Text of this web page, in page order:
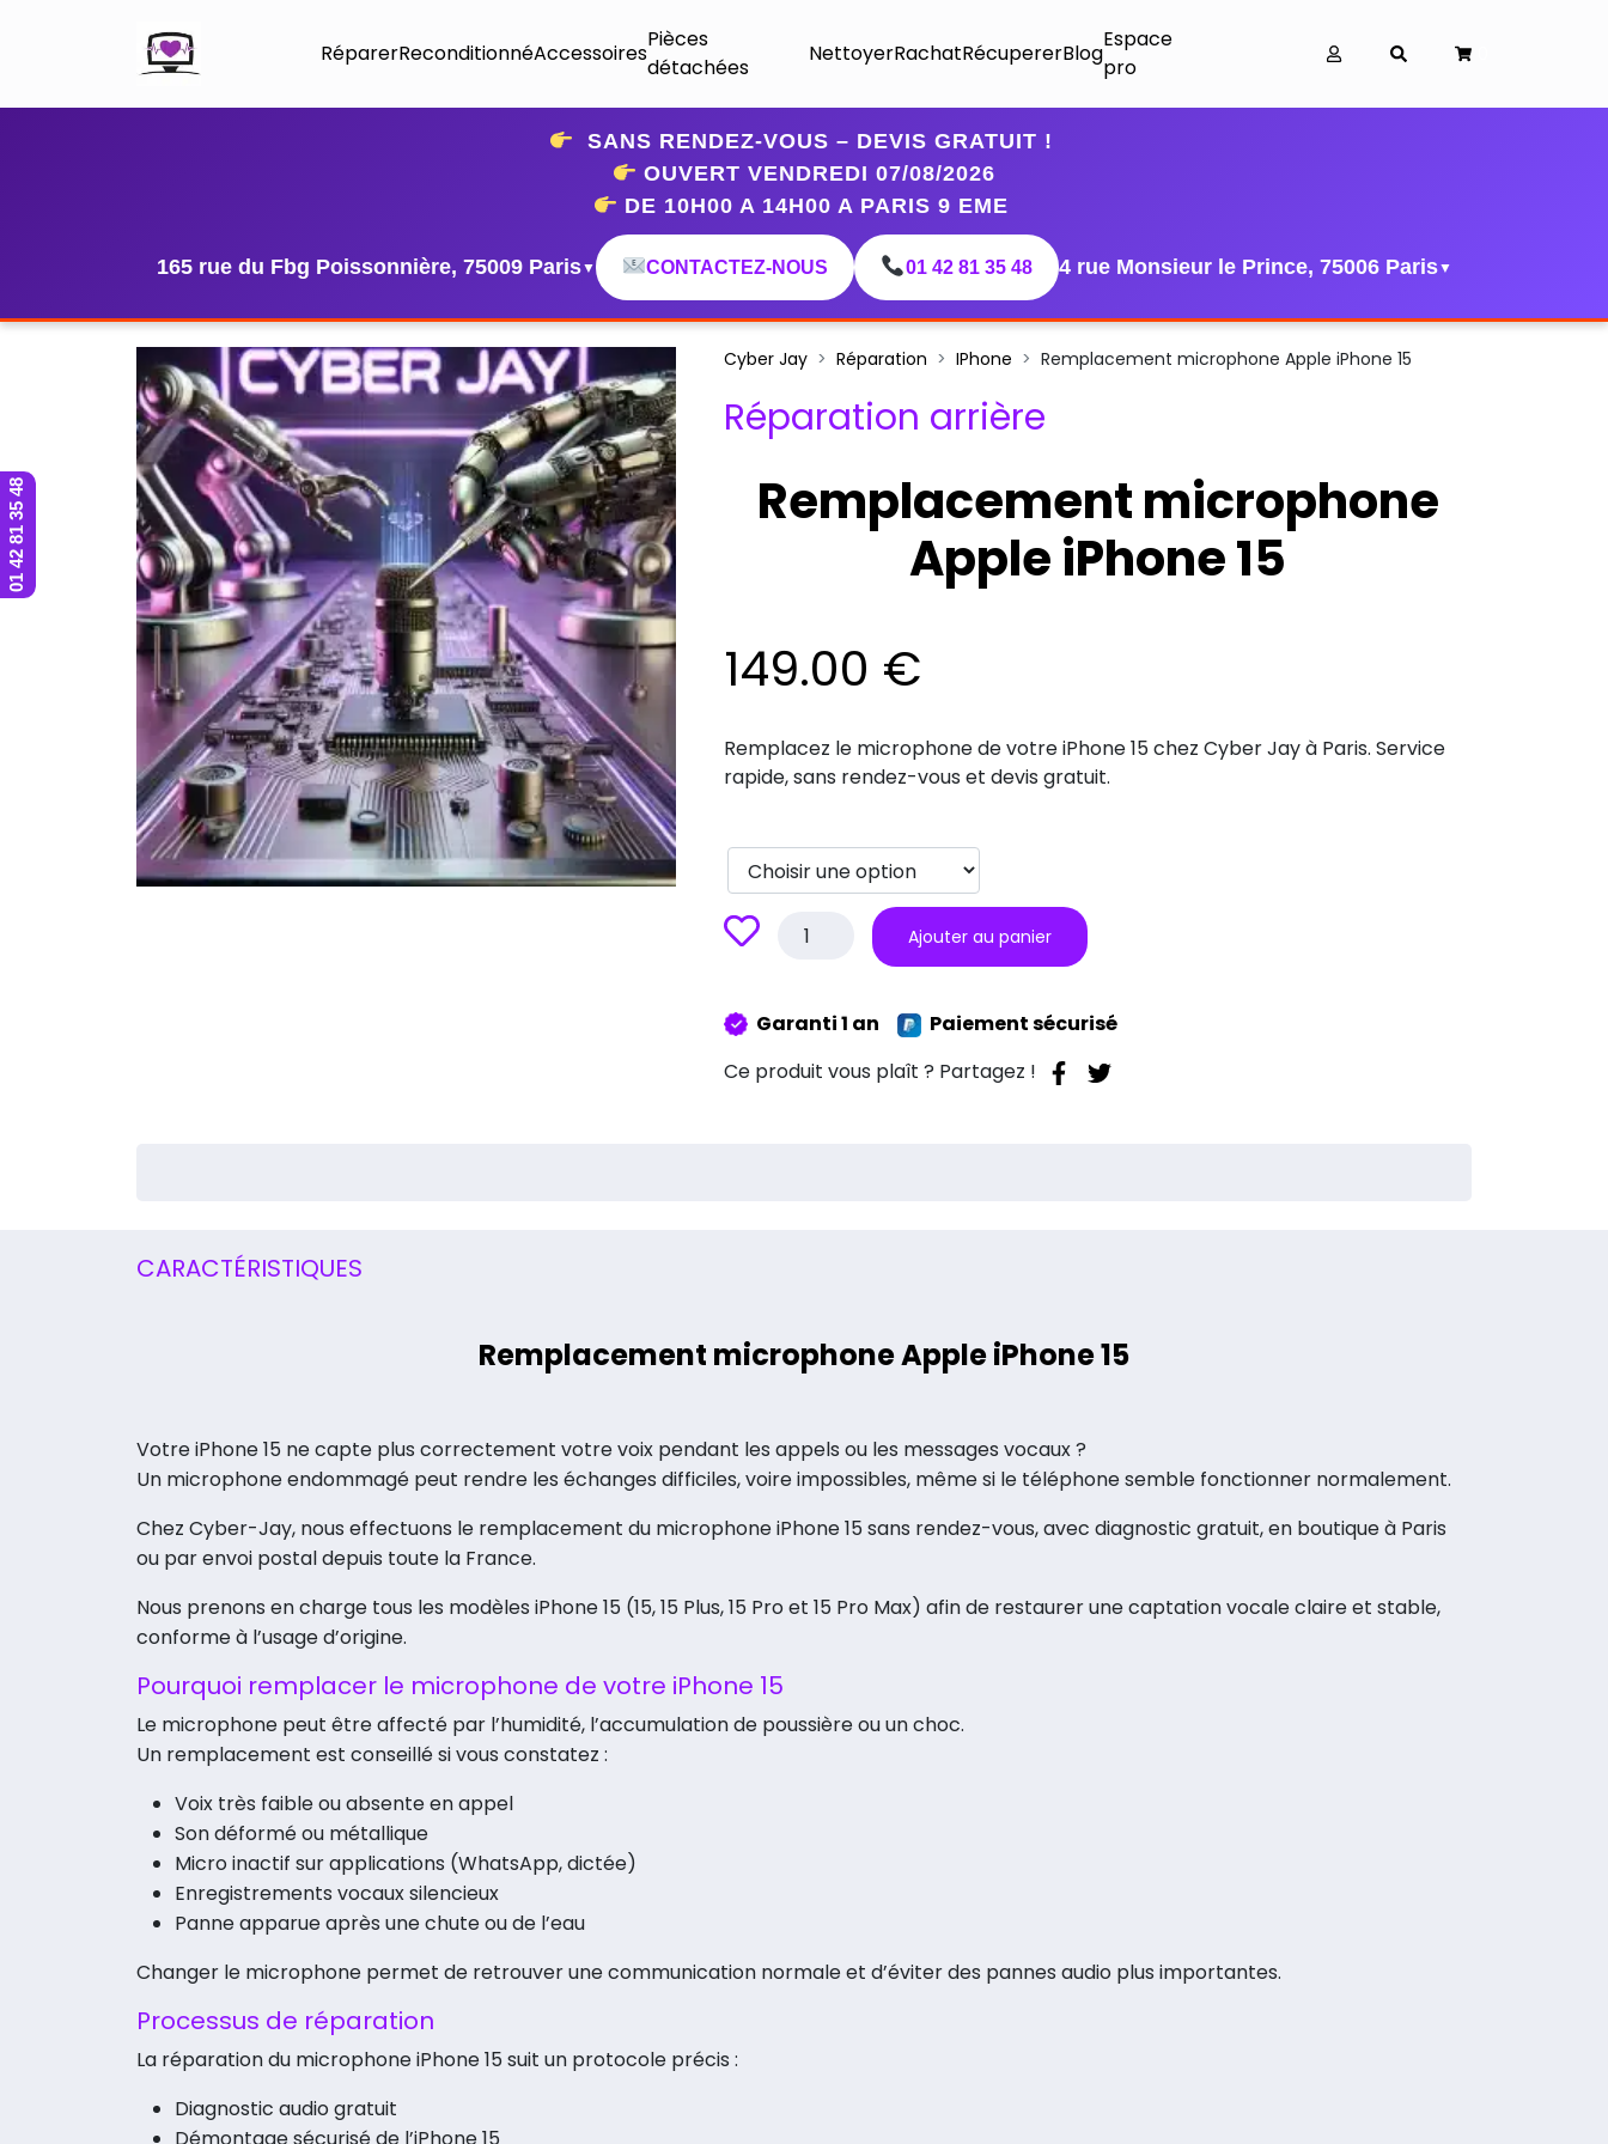
RéparerReconditionnéAccessoires
Pièces
détachées
NettoyerRachatRécupererBlog
Espace
pro
SANS RENDEZ-VOUS – DEVIS GRATUIT !
OUVERT VENDREDI 07/08/2026
DE 10H00 A 14H00 A PARIS 9 EME
165 rue du Fbg Poissonnière, 75009 Paris▼ CONTACTEZ-NOUS 01 42 81 35 48 4 rue Monsieur le Prince, 75006 Paris▼
Cyber Jay Réparation IPhone Remplacement microphone Apple iPhone 15
Réparation arrière
Remplacement microphone
Apple iPhone 15
149.00 €
Remplacez le microphone de votre iPhone 15 chez Cyber Jay à Paris. Service
rapide, sans rendez-vous et devis gratuit.
quantité
Remplacement
Apple
15
Ajouter au panier
Garanti 1 an
Paiement sécurisé
Ce produit vous plaît ? Partagez !
CARACTÉRISTIQUES
Remplacement microphone Apple iPhone 15
Votre iPhone 15 ne capte plus correctement votre voix pendant les appels ou les messages vocaux ?
Un microphone endommagé peut rendre les échanges difficiles, voire impossibles, même si le téléphone semble fonctionner normalement.
Chez Cyber-Jay, nous effectuons le remplacement du microphone iPhone 15 sans rendez-vous, avec diagnostic gratuit, en boutique à Paris
ou par envoi postal depuis toute la France.
Nous prenons en charge tous les modèles iPhone 15 (15, 15 Plus, 15 Pro et 15 Pro Max) afin de restaurer une captation vocale claire et stable,
conforme à l’usage d’origine.
Pourquoi remplacer le microphone de votre iPhone 15
Le microphone peut être affecté par l’humidité, l’accumulation de poussière ou un choc.
Un remplacement est conseillé si vous constatez :
Voix très faible ou absente en appel
Son déformé ou métallique
Micro inactif sur applications (WhatsApp, dictée)
Enregistrements vocaux silencieux
Panne apparue après une chute ou de l’eau
Changer le microphone permet de retrouver une communication normale et d’éviter des pannes audio plus importantes.
Processus de réparation
La réparation du microphone iPhone 15 suit un protocole précis :
Diagnostic audio gratuit
01 42 81 35 48